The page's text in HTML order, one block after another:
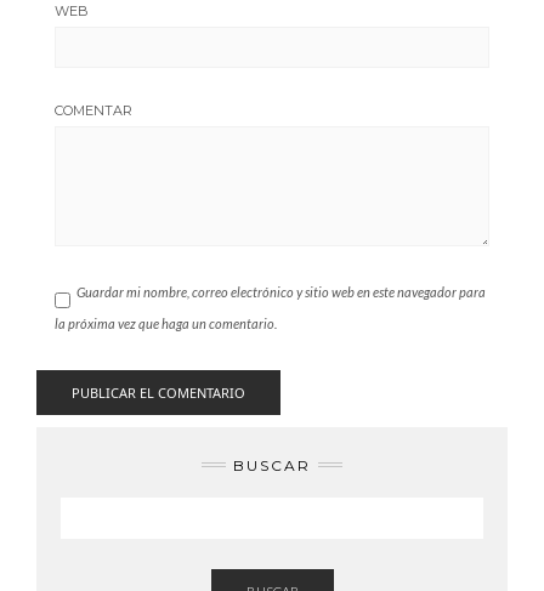
WEB
COMENTAR
Guardar mi nombre, correo electrónico y sitio web en este navegador para
la próxima vez que haga un comentario.
BUSCAR